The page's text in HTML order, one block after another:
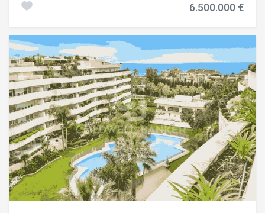
casa cuenta con cinco amplios dormitorios, amplios
que agrega distinción arquitectónica. Las líneas limpias,
los acabados de alta gama y las amplias ventanas inundan
el interior con luz natural, creando un espacio luminoso y
acogedor que encarna la vida mediterránea moderna. El
jardín meticulosamente diseñado está diseñado tanto
para la relajación como para el entretenimiento. En su
corazón hay una gran piscina privada enmarcada por una
elegante terraza de madera, tumbonas y sombrillas.
Múltiples zonas chill-out, una cocina exterior cubierta con
barbacoa incorporada y una elegante sala de estar con
pérgola proporcionan el escenario perfecto para disfrutar
del sol de Marbella durante todo el año. En el interior, la villa
combina un minimalismo suave con tonos naturales
cálidos. La cocina totalmente equipada con isla central
desemboca en un generoso comedor y una acogedora
6.500.000 €